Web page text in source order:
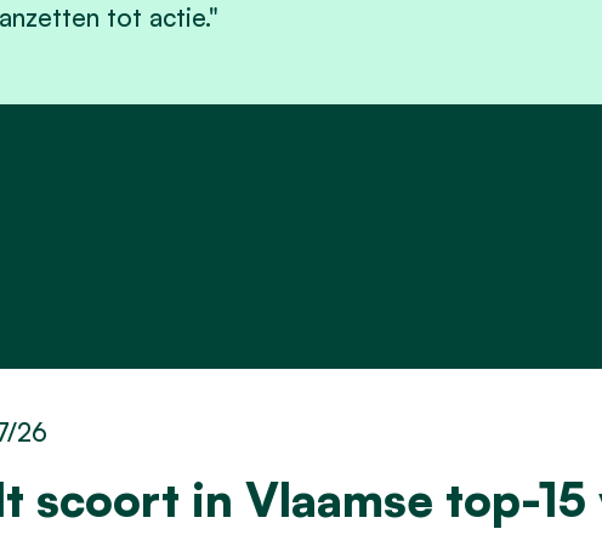
tot actie."
scoort in Vlaamse top-15
26